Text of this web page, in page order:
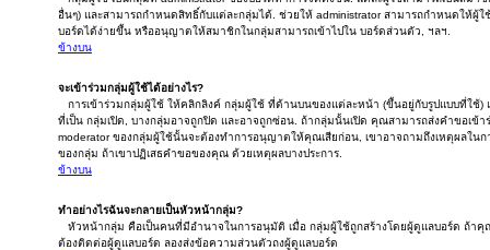
อื่นๆ) และสามารถกำหนดสิทธิ์กับแต่ละกลุ่มได้. ช่วยให้ administrator สามารถกำหนดให้ผู้ใ
บอร์ดได้ง่ายขึ้น หรืออนุญาตให้สมาชิกในกลุ่มสามารถเข้าไปใน บอร์ดส่วนตัว, ฯลฯ.
ข้างบน
จะเข้าร่วมกลุ่มผู้ใช้ได้อย่างไร?
การเข้าร่วมกลุ่มผู้ใช้ ให้คลิกลิงค์ กลุ่มผู้ใช้ ที่ด้านบนของแต่ละหน้า (ขึ้นอยู่กับรูปแบบที่ใช้
ที่เป็น กลุ่มเปิด, บางกลุ่มอาจถูกปิด และอาจถูกซ่อน. ถ้ากลุ่มนั้นเปิด คุณสามารถส่งคำขอเข้
moderator ของกลุ่มผู้ใช้นั้นจะต้องทำการอนุญาตให้คุณเสียก่อน, เขาอาจถามถึงเหตุผลใน
ของกลุ่ม ถ้าเขาปฏิเสธคำขอของคุณ ด้วยเหตุผลบางประการ.
ข้างบน
ทำอย่างไรฉันจะกลายเป็นหัวหน้ากลุ่ม?
หัวหน้ากลุ่ม คือเป็นคนที่มีอำนาจในการอนุมัติ เมื่อ กลุ่มผู้ใช้ถูกสร้างโดยผู้ดูแลบอร์ด ถ้า
ต้องติดต่อผู้ดูแลบอร์ด ลองส่งข้อความส่วนตัวถงผู้ดูแลบอร์ด